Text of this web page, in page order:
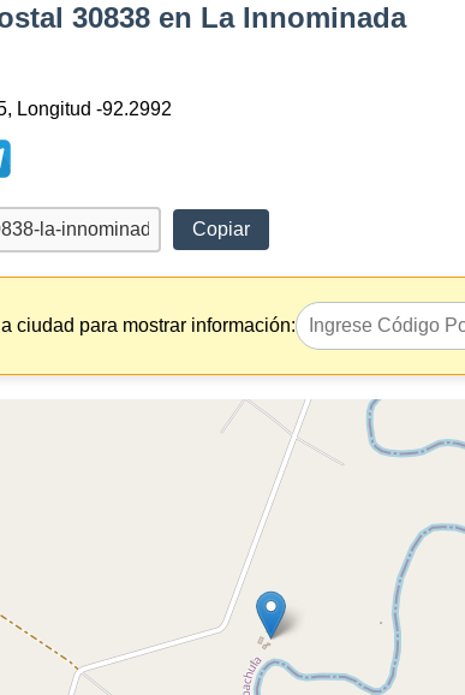
30838 en La Innominada
Longitud -92.2992
Copiar
ciudad para mostrar información: